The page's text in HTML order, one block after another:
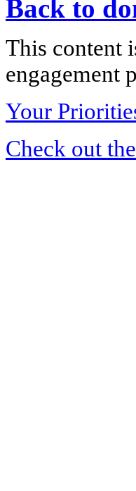
Back to
This content
engagement
Your
Check out